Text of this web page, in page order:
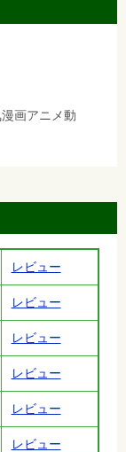
画アニメ動
レビュー
レビュー
レビュー
レビュー
レビュー
レビュー